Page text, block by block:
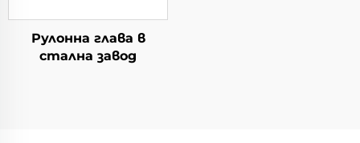
Рулонна глава в
стална завод